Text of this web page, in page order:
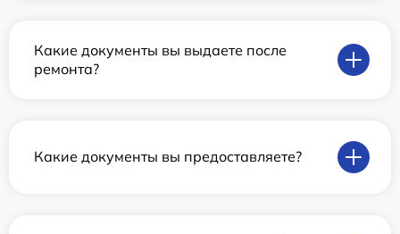
Какие документы вы выдаете после
ремонта?
Какие документы вы предоставляете?